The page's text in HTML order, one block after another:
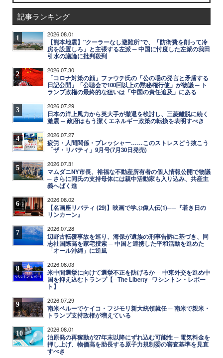
記事ランキング
1 2026.08.01
【熊本地震】"クーラーなし避難所"で、「防衛費を削って冷
房を設置しろ」と主張する左派 ─ 中国に忖度した左派の我田
引水の議論に批判殺到
2 2026.07.30
「コロナ対策の顔」ファウチ氏の「公の場の発言と矛盾する
日記公開」「公聴会で100回以上の黙秘権行使」が物議 ─ ト
ランプ政権の最終的な狙いは「中国の責任追及」にある
3 2026.07.29
日本の洋上風力から英大手が撤退を検討し、三菱離脱に続く
激震 ─ 政府はもう潔くエネルギー政策の転換を表明すべき
4 2026.07.27
疲労・人間関係・プレッシャー……このストレスどう抜こう
「ザ・リバティ」9月号(7月30日発売)
5 2026.07.31
マムダニNY市長、裕福な不動産所有者の個人情報公開で物議
─ さらに同氏の支持母体には親中活動家も入り込み、共産主
義へばく進
6 2026.08.02
【名画座リバティ (29)】映画で学ぶ偉人伝(1)──『若き日の
リンカーン』
7 2026.07.28
辺野古転覆事故を巡り、海保が遺族の刑事告訴に基づき、同
志社国際高を家宅捜索 ─ 中国と連携した平和活動を進めた
「オール沖縄」に逆風
8 2026.08.03
米中間選挙に向けて選挙不正を防げるか ─ 中東外交を進め中
国を抑え込むトランプ【─The Liberty─ワシントン・レポー
ト】
9 2026.07.29
南米ペルーでケイコ・フジモリ新大統領就任 ─ 南米で親米・
トランプ支持政権が増えている
10 2026.08.01
泊原発の再稼動が27年末以降にずれ込む可能性 ─ 電気料金を
押し上げ、物価高を助長する原子力規制委の審査基準を見直
すべき